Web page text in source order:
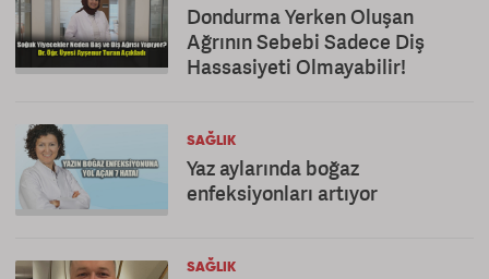
Dondurma Yerken Oluşan
Ağrının Sebebi Sadece Diş
Hassasiyeti Olmayabilir!
SAĞLIK
Yaz aylarında boğaz
enfeksiyonları artıyor
SAĞLIK